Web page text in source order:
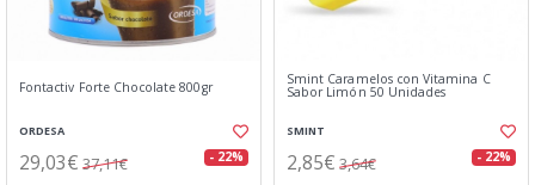
Fontactiv Forte Chocolate 800gr
ORDESA
29,03€ 37,11€ - 22%
Smint Caramelos con Vitamina C
Sabor Limón 50 Unidades
SMINT
2,85€ 3,64€ - 22%